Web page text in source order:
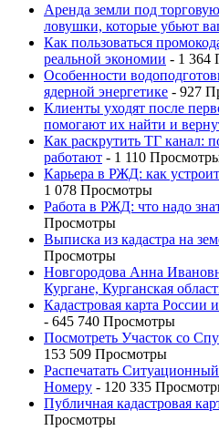
Аренда земли под
ловушки, которые убьют
Как пользоваться
реальной экономии - 1 364
Особенности
ядерной энергетике - 927
Клиенты уходят после
помогают их найти и
Как раскрутить ТГ канал:
работают - 1 110
Карьера в РЖД: как
1 078 Просмотры
Работа в РЖД: что надо
Просмотры
Выписка из кадастра на
Просмотры
Новгородова Анна
Кургане, Курганская
Кадастровая карта России
- 645 740 Просмотры
Посмотреть Участок со
153 509 Просмотры
Распечатать
Номеру - 120 335
Публичная кадастровая
Просмотры